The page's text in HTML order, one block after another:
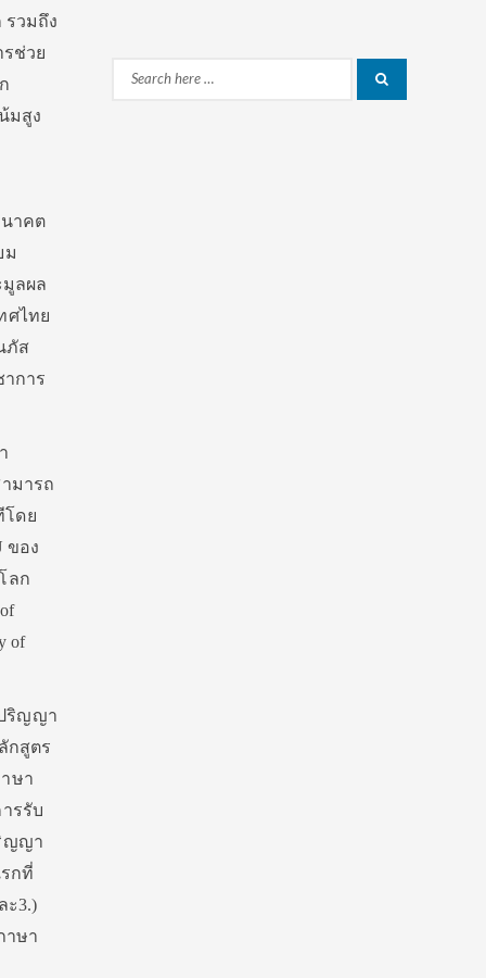
รวมถึง
ช่วย
มสูง
นาคต
ม
ลผล
ศไทย
ภัส
การ
มารถ
ดย
ของ
ลก
of
ปริญญา
กสูตร
ษา
รรับ
ญญา
กที่
ะ3.)
าษา
Search